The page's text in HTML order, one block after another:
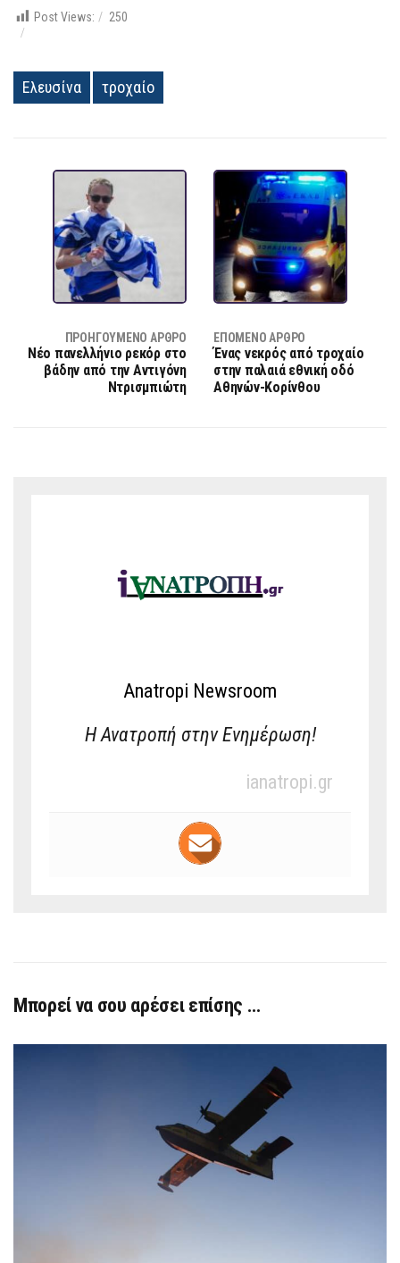
Post Views: 250
Ελευσίνα τροχαίο
ΠΡΟΗΓΟΎΜΕΝΟ ΆΡΘΡΟ
Νέο πανελλήνιο ρεκόρ στο
βάδην από την Αντιγόνη
Ντρισμπιώτη
ΕΠΌΜΕΝΟ ΆΡΘΡΟ
Ένας νεκρός από τροχαίο
στην παλαιά εθνική οδό
Αθηνών-Κορίνθου
Anatropi Newsroom
Η Ανατροπή στην Ενημέρωση!
ianatropi.gr
Μπορεί να σου αρέσει επίσης …